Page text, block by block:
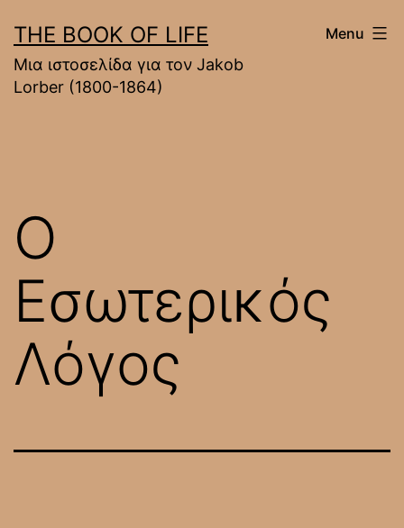
to
content
THE BOOK OF LIFE
Mια ιστοσελίδα για τον Jakob
Lorber (1800-1864)
Menu
Ο
Εσωτερικός
Λόγος